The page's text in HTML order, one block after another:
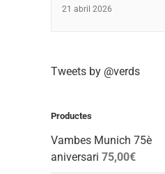
21 abril 2026
Tweets by @verds
Productes
Vambes Munich 75è
aniversari 75,00€